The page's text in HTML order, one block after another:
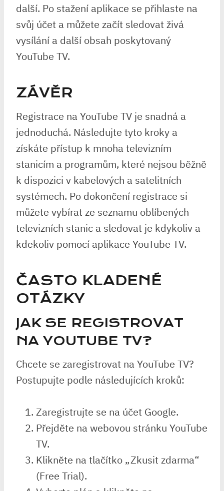
další. Po stažení aplikace se přihlaste na
svůj účet a můžete začít sledovat živá
vysílání a další obsah poskytovaný
YouTube TV.
ZÁVĚR
Registrace na YouTube TV je snadná a
jednoduchá. Následujte tyto kroky a
získáte přístup k mnoha televizním
stanicím a programům, které nejsou běžně
k dispozici v kabelových a satelitních
systémech. Po dokončení registrace si
můžete vybírat ze seznamu oblíbených
televizních stanic a sledovat je kdykoliv a
kdekoliv pomocí aplikace YouTube TV.
ČASTO KLADENÉ
OTÁZKY
JAK SE REGISTROVAT
NA YOUTUBE TV?
Chcete se zaregistrovat na YouTube TV?
Postupujte podle následujících kroků:
Zaregistrujte se na účet Google.
Přejděte na webovou stránku YouTube
TV.
Klikněte na tlačítko „Zkusit zdarma“
(Free Trial).